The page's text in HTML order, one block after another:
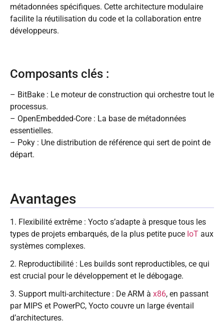
métadonnées spécifiques. Cette architecture modulaire
facilite la réutilisation du code et la collaboration entre
développeurs.
Composants clés :
– BitBake : Le moteur de construction qui orchestre tout le
processus.
– OpenEmbedded-Core : La base de métadonnées
essentielles.
– Poky : Une distribution de référence qui sert de point de
départ.
Avantages
1. Flexibilité extrême : Yocto s’adapte à presque tous les
types de projets embarqués, de la plus petite puce IoT aux
systèmes complexes.
2. Reproductibilité : Les builds sont reproductibles, ce qui
est crucial pour le développement et le débogage.
3. Support multi-architecture : De ARM à x86, en passant
par MIPS et PowerPC, Yocto couvre un large éventail
d’architectures.